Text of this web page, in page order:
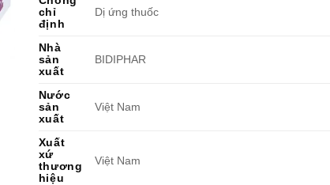
chỉ
định
Dị ứng thuốc
Nhà
sản
xuất
BIDIPHAR
Nước
sản
xuất
Việt Nam
Xuất
xứ
thương
hiệu
Việt Nam